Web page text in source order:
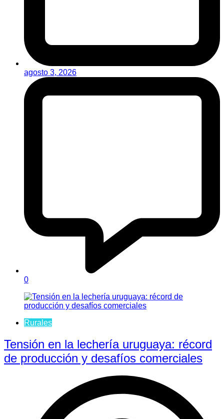
agosto 3, 2026
0
Rurales
Tensión en la lechería uruguaya: récord
de producción y desafíos comerciales